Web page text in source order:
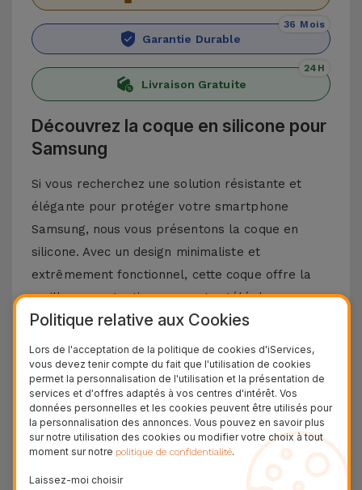
Garantie Durable
36 Mois
Livraison Gratuite
24H
Découvrez la coque en silicone pour
Samsung
Si vous recherchez une solution résistante et
élégante pour protéger votre smartphone
Samsung, nous vous présentons la coque en
silicone. Avec un design minimaliste et
extrêmement fonctionnel, cette coque offre la
meilleure protection pour votre téléphone
portable, combinée à un toucher doux sans
négliger le design et les fonctionnalités
emblématiques de votre téléphone portable
Samsung.
Découvrez les avantages d'une coque en
silicone Samsung
La coque en silicone pour Samsung se distingue
Politique relative aux Cookies
Lors de l'acceptation de la politique de cookies d'iServices,
vous devez tenir compte du fait que l'utilisation de cookies
permet la personnalisation de l'utilisation et la présentation de
services et d'offres adaptés à vos centres d'intérêt. Vos
données personnelles et les cookies peuvent être utilisés pour
la personnalisation des annonces. Vous pouvez en savoir plus
sur notre utilisation des cookies ou modifier votre choix à tout
moment sur notre politique de confidentialité.
Laissez-moi choisir